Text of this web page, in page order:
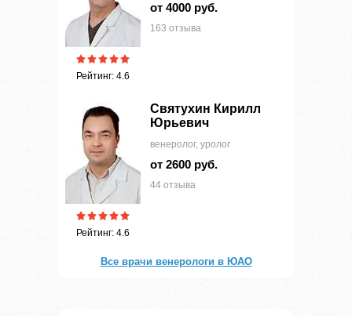
Рейтинг: 4.6
от 4000 руб.
163 отзыва
Рейтинг: 4.6
Святухин Кирилл
Юрьевич
венеролог, уролог
от 2600 руб.
44 отзыва
Все врачи венерологи в ЮАО